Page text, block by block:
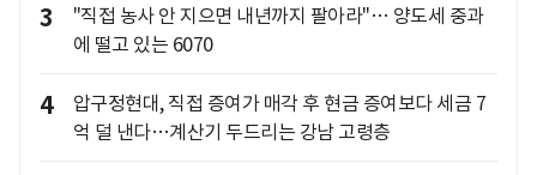
3
"직접 농사 안 지으면 내년까지 팔아라"… 양도세 중과
에 떨고 있는 6070
4
압구정현대, 직접 증여가 매각 후 현금 증여보다 세금 7
억 덜 낸다…계산기 두드리는 강남 고령층